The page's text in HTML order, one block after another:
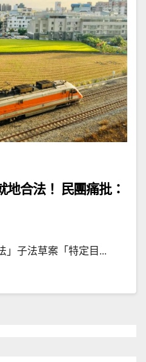
地合法！ 民團痛批：
」子法草案「特定目...